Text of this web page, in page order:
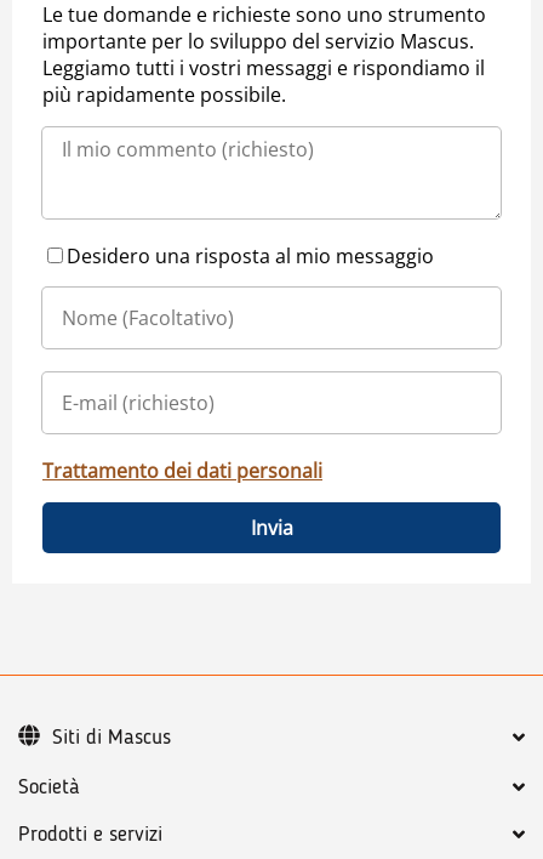
Le tue domande e richieste sono uno strumento
importante per lo sviluppo del servizio Mascus.
Leggiamo tutti i vostri messaggi e rispondiamo il
più rapidamente possibile.
Desidero una risposta al mio messaggio
Trattamento dei dati personali
Invia
Società
Prodotti e servizi
Siti di Mascus